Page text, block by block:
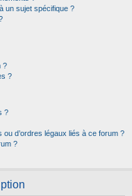
un sujet spécifique ?
?
?
?
d’ordres légaux liés à ce forum ?
?